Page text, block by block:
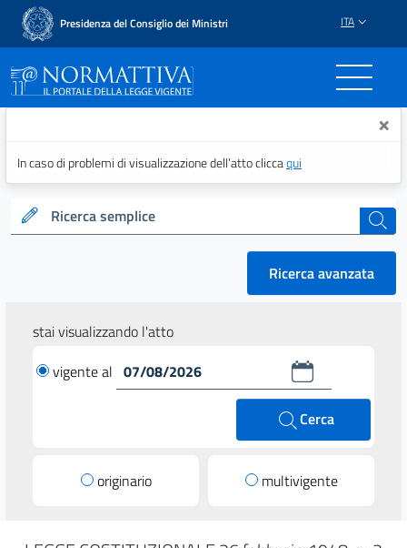
Presidenza del Consiglio dei Ministri ITA
Normattiva - Il portale ×
In caso di problemi di visualizzazione dell’atto cliccaqui
Ricerca semplice cerca
Ricerca avanzata
stai visualizzando l'atto
vigente al
Cerca
originario multivigente